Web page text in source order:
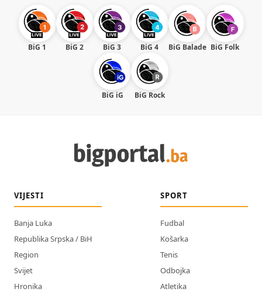
BiG 1 BiG 2 BiG 3 BiG 4 BiG Balade BiG Folk
BiG iG BiG Rock
VIJESTI
Banja Luka
Republika Srpska / BiH
Region
Svijet
Hronika
SPORT
Fudbal
Košarka
Tenis
Odbojka
Atletika